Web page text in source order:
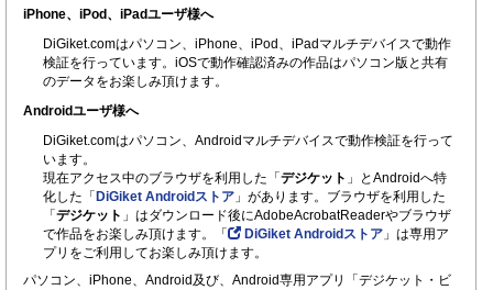
iPhone、iPod、iPadユーザ様へ
DiGiket.comはパソコン、iPhone、iPod、iPadマルチデバイスで動作
検証を行っています。iOSで動作確認済みの作品はパソコン版と共有
のデータをお楽しみ頂けます。
Androidユーザ様へ
DiGiket.comはパソコン、Androidマルチデバイスで動作検証を行って
います。
現在アクセス中のブラウザを利用した「 デジケット 」とAndroidへ特
化した「 DiGiket Androidストア 」があります。ブラウザを利用した
「 デジケット 」はダウンロード後にAdobeAcrobatReaderやブラウザ
で作品をお楽しみ頂けます。「
DiGiket Androidストア 」は専用ア
プリをご利用してお楽しみ頂けます。
パソコン、iPhone、Android及び、Android専用アプリ「デジケット・ビ